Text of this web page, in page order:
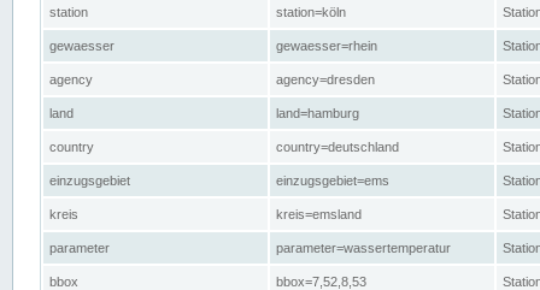
station station=köln
gewaesser gewaesser=rhein
agency agency=dresden
land land=hamburg
country country=deutschland
einzugsgebiet einzugsgebiet=ems
kreis kreis=emsland
parameter parameter=wassertemperatur
bbox bbox=7,52,8,53